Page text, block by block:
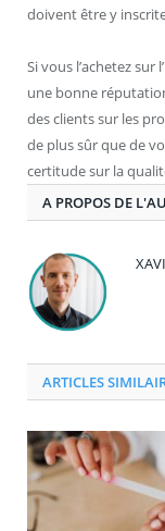
doivent être y
Si vous l’achetez
une bonne
des clients sur les
de plus sûr que de
certitude sur la
A PROPOS DE
ARTICLES